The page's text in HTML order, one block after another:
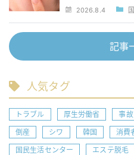
2026.8.4
記事
人気タグ
トラブル 厚生労働省 事故
倒産
シワ 韓国 消費
国民生活センター
エステ脱毛